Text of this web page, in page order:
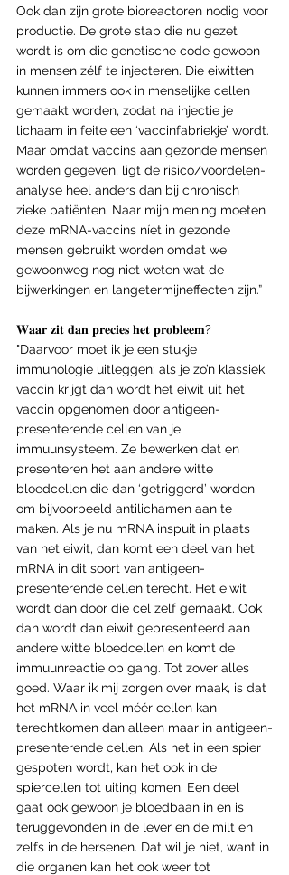
Ook dan zijn grote bioreactoren nodig voor
productie. De grote stap die nu gezet
wordt is om die genetische code gewoon
in mensen zélf te injecteren. Die eiwitten
kunnen immers ook in menselijke cellen
gemaakt worden, zodat na injectie je
lichaam in feite een ‘vaccinfabriekje’ wordt.
Maar omdat vaccins aan gezonde mensen
worden gegeven, ligt de risico/voordelen-
analyse heel anders dan bij chronisch
zieke patiënten. Naar mijn mening moeten
deze mRNA-vaccins níet in gezonde
mensen gebruikt worden omdat we
gewoonweg nog niet weten wat de
bijwerkingen en langetermijneffecten zijn.”
𝐖𝐚𝐚𝐫 𝐳𝐢𝐭 𝐝𝐚𝐧 𝐩𝐫𝐞𝐜𝐢𝐞𝐬 𝐡𝐞𝐭 𝐩𝐫𝐨𝐛𝐥𝐞𝐞𝐦?
"Daarvoor moet ik je een stukje
immunologie uitleggen: als je zo’n klassiek
vaccin krijgt dan wordt het eiwit uit het
vaccin opgenomen door antigeen-
presenterende cellen van je
immuunsysteem. Ze bewerken dat en
presenteren het aan andere witte
bloedcellen die dan ‘getriggerd’ worden
om bijvoorbeeld antilichamen aan te
maken. Als je nu mRNA inspuit in plaats
van het eiwit, dan komt een deel van het
mRNA in dit soort van antigeen-
presenterende cellen terecht. Het eiwit
wordt dan door die cel zelf gemaakt. Ook
dan wordt dan eiwit gepresenteerd aan
andere witte bloedcellen en komt de
immuunreactie op gang. Tot zover alles
goed. Waar ik mij zorgen over maak, is dat
het mRNA in veel méér cellen kan
terechtkomen dan alleen maar in antigeen-
presenterende cellen. Als het in een spier
gespoten wordt, kan het ook in de
spiercellen tot uiting komen. Een deel
gaat ook gewoon je bloedbaan in en is
teruggevonden in de lever en de milt en
zelfs in de hersenen. Dat wil je niet, want in
die organen kan het ook weer tot